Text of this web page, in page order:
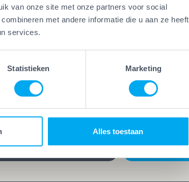
van onze site met onze partners voor social
met andere informatie die u aan ze heeft
services.
Statistieken Marketing
Alles toestaan
Plus
Plus-bedrijven
kwaliteit die blijft. Met
garantie op het
kies je voor rust en
Want goed werk
ook lang nadat de
afgerond.
BEKIJK
AL ONZE